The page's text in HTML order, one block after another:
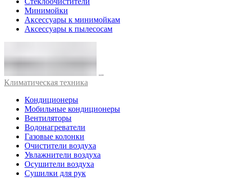
Минимойки
Аксессуары к минимойкам
Аксессуары к пылесосам
Климатическая техника
Кондиционеры
Мобильные кондиционеры
Вентиляторы
Водонагреватели
Газовые колонки
Очистители воздуха
Увлажнители воздуха
Осушители воздуха
Сушилки для рук